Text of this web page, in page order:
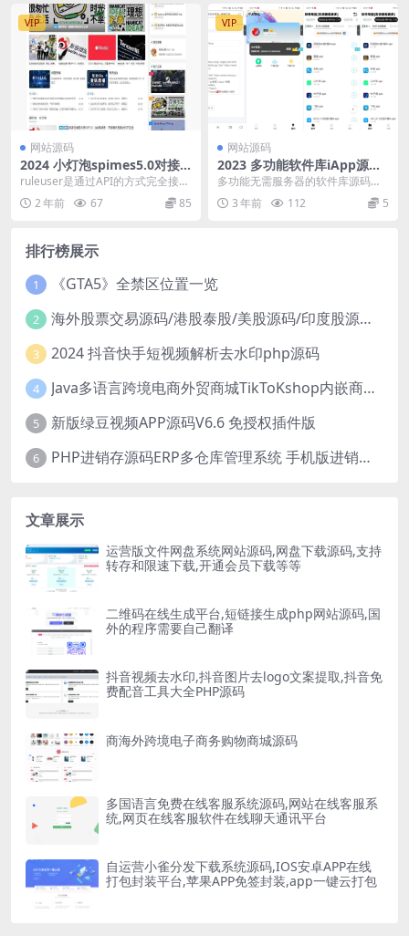
VIP
网站源码
2024 小灯泡spimes5.0对接r
uleuser教程和覆盖源码
ruleuser是通过API的方式完全接管
typecho的用户系统， 让Type...
2 年前 67 85
VIP
网站源码
2023 多功能软件库iApp源码
免服务器
多功能无需服务器的软件库源码，
只需在理想后台添加一个后台应用
和一个文档即可 教程...
3 年前 112 5
排行榜展示
1 《GTA5》全禁区位置一览
2 海外股票交易源码/港股泰股/美股源码/印度股源码/马拉西亚股票源码/国际股票配资
3 2024 抖音快手短视频解析去水印php源码
4 Java多语言跨境电商外贸商城TikToKshop内嵌商城I商家入驻I一键铺
5 新版绿豆视频APP源码V6.6 免授权插件版
6 PHP进销存源码ERP多仓库管理系统 手机版进销存 php网络版进销存小程序
文章展示
运营版文件网盘系统网站源码,网盘下载源码,支持
转存和限速下载,开通会员下载等等
二维码在线生成平台,短链接生成php网站源码,国
外的程序需要自己翻译
抖音视频去水印,抖音图片去logo文案提取,抖音免
费配音工具大全PHP源码
商海外跨境电子商务购物商城源码
多国语言免费在线客服系统源码,网站在线客服系
统,网页在线客服软件在线聊天通讯平台
自运营小雀分发下载系统源码,IOS安卓APP在线
打包封装平台,苹果APP免签封装,app一键云打包